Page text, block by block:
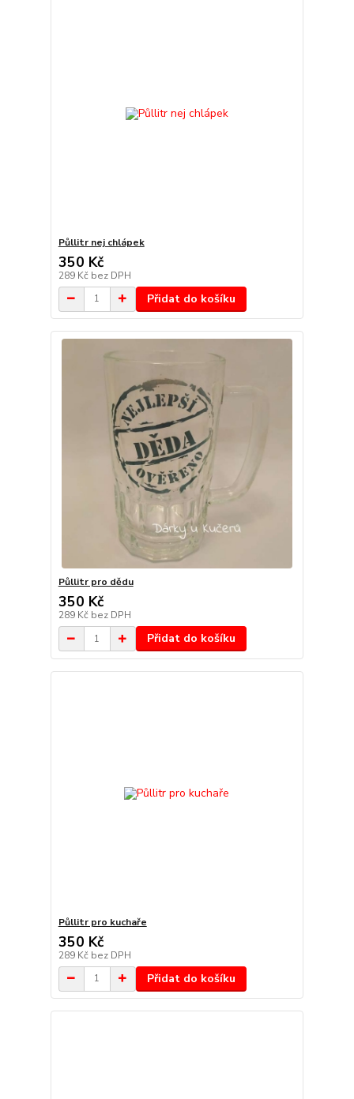
Půllitr nej chlápek
350 Kč
289 Kč bez DPH
Přidat do košíku
Půllitr pro dědu
350 Kč
289 Kč bez DPH
Přidat do košíku
Půllitr pro kuchaře
350 Kč
289 Kč bez DPH
Přidat do košíku